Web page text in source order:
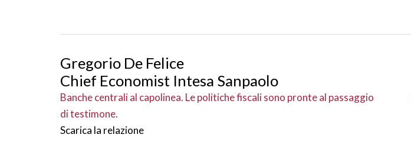
Gregorio De Felice
Chief Economist Intesa Sanpaolo
Banche centrali al capolinea. Le politiche fiscali sono pronte al passaggio
di testimone.
Scarica la relazione